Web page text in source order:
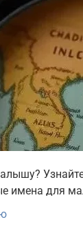
имена для